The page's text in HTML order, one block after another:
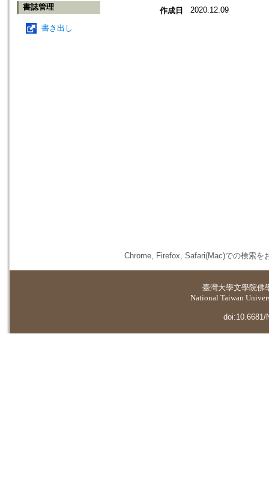
書誌管理
書き出し
作成日 2020.12.09
Chrome, Firefox, Safari(Mac)での検索を
臺灣大學文學院佛
National Taiwan
doi:10.6681/